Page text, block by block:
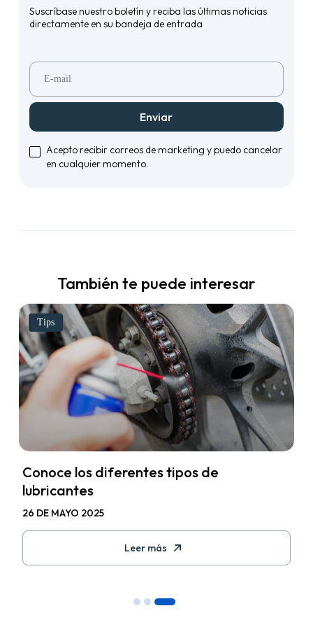
Suscríbase nuestro boletín y reciba las últimas noticias
directamente en su bandeja de entrada
Enviar
Acepto recibir correos de marketing y puedo cancelar
en cualquier momento.
También te puede interesar
Tips
Conoce los diferentes tipos de
lubricantes
26 DE MAYO 2025
Leer más